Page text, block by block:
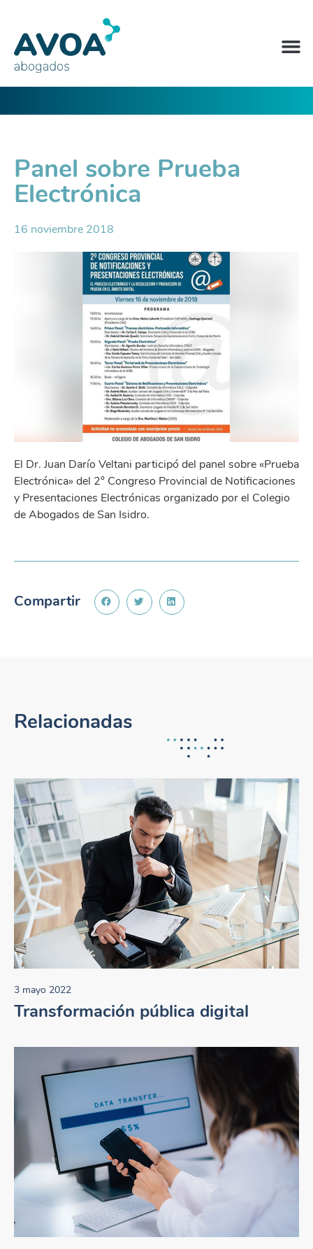
Panel sobre Prueba
Electrónica
16 noviembre 2018
El Dr. Juan Darío Veltani participó del panel sobre «Prueba
Electrónica» del 2° Congreso Provincial de Notificaciones
y Presentaciones Electrónicas organizado por el Colegio
de Abogados de San Isidro.
Compartir
Relacionadas
3 mayo 2022
Transformación pública digital